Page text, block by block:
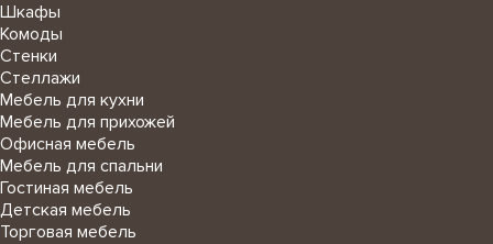
Шкафы
Комоды
Стенки
Стеллажи
Мебель для кухни
Мебель для прихожей
Офисная мебель
Мебель для спальни
Гостиная мебель
Детская мебель
Торговая мебель